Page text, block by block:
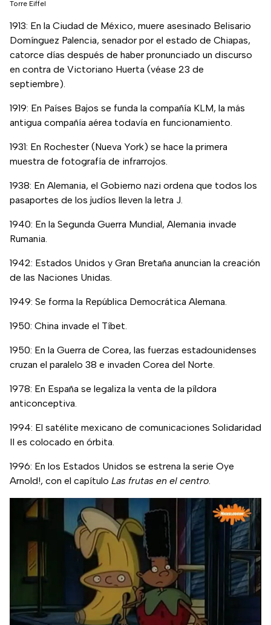
Torre Eiffel
1913: En la Ciudad de México, muere asesinado Belisario
Domínguez Palencia, senador por el estado de Chiapas,
catorce días después de haber pronunciado un discurso
en contra de Victoriano Huerta (véase 23 de
septiembre).
1919: En Países Bajos se funda la compañía KLM, la más
antigua compañía aérea todavía en funcionamiento.
1931: En Rochester (Nueva York) se hace la primera
muestra de fotografía de infrarrojos.
1938: En Alemania, el Gobierno nazi ordena que todos los
pasaportes de los judíos lleven la letra J.
1940: En la Segunda Guerra Mundial, Alemania invade
Rumania.
1942: Estados Unidos y Gran Bretaña anuncian la creación
de las Naciones Unidas.
1949: Se forma la República Democrática Alemana.
1950: China invade el Tíbet.
1950: En la Guerra de Corea, las fuerzas estadounidenses
cruzan el paralelo 38 e invaden Corea del Norte.
1978: En España se legaliza la venta de la píldora
anticonceptiva.
1994: El satélite mexicano de comunicaciones Solidaridad
II es colocado en órbita.
1996: En los Estados Unidos se estrena la serie Oye
Arnold!, con el capítulo Las frutas en el centro.